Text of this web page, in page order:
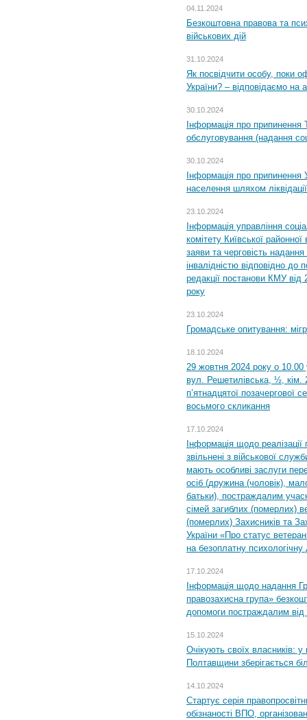
04.11.2024
Безкоштовна правова та
військових дій
31.10.2024
Як посвідчити особу, поки
України? – відповідаємо на
30.10.2024
Інформація про припинення
обслуговування (надання
30.10.2024
Інформація про припинення
населення шляхом ліквідації
23.10.2024
Інформація управління
комітету Київської
заяви та черговість надання
інвалідністю відповідно
редакції постанови КМУ
року
23.10.2024
Громадське опитування:
18.10.2024
29 жовтня 2024 року о 10.00
вул. Решетилівська, ½, кім.
п’ятнадцятої позачергової
восьмого скликання
17.10.2024
Інформація щодо
звільнені з військової
мають особливі заслуги
осіб (дружина (чоловік),
батьки), постраждалим
сімей загиблих (померлих)
(померлих) Захисників та
України «Про статус
на безоплатну психологічну
17.10.2024
Інформація щодо надання
правозахисна група»
допомоги постраждалим від
15.10.2024
Очікують своїх власників: у
Полтавщини зберігається
14.10.2024
Стартує серія
обізнаності ВПО,